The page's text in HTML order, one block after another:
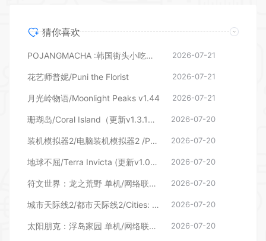
猜你喜欢
POJANGMACHA :韩国街头小吃模拟器 2026-07-21
花艺师普妮/Puni the Florist 2026-07-21
月光岭物语/Moonlight Peaks v1.44 2026-07-21
珊瑚岛/Coral Island（更新v1.3.1247 单机/网络联机） 2026-07-20
装机模拟器2/电脑装机模拟器2 /PC Building Simulator 2 （更新v1.16.05） 2026-07-20
地球不屈/Terra Invicta (更新v1.0.38) 2026-07-20
符文世界：龙之荒野 单机/网络联机 （更新v217767 单机/网络联机） 2026-07-20
城市天际线2/都市天际线2/Cities: Skylines ll （更新v1.6.0f1—DLCs） 2026-07-20
太阳朋克：浮岛家园 单机/网络联机 （更新v1.0.4） 2026-07-20